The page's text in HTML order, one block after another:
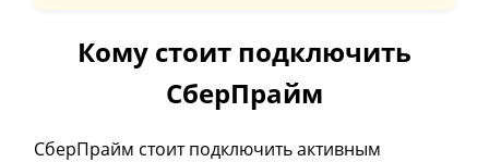
Кому стоит подключить
СберПрайм
СберПрайм стоит подключить активным